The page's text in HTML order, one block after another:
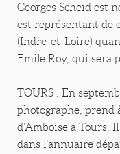
Georges Scheid est
est représentant de
(Indre-et-Loire)
Emile Roy, qui sera
TOURS : En
photographe, prend
d’Amboise à Tours.
dans l’annuaire